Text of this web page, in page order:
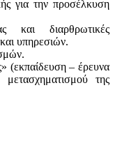
για την προσέλκυση
και διαρθρωτικές
υπηρεσιών.
(εκπαίδευση – έρευνα
της